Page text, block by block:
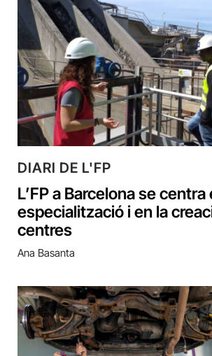
DIARI DE L'FP
L’FP a Barcelona se centra
especialització i en la
centres
Ana Basanta